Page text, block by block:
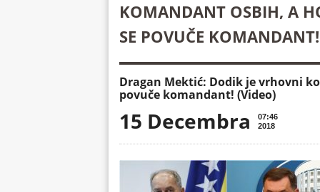
KOMANDANT OSBIH, A
SE POVUČE
Dragan Mektić: Dodik je vrhovni
povuče komandant! (Video)
15 Decembra
07:46
2018